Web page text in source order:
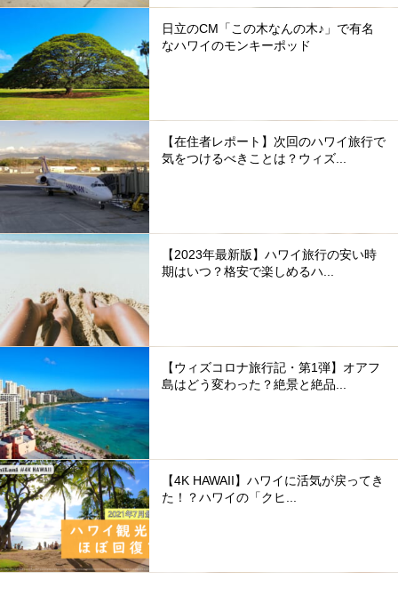
日立のCM「この木なんの木♪」で有名
なハワイのモンキーポッド
【在住者レポート】次回のハワイ旅行で
気をつけるべきことは？ウィズ...
【2023年最新版】ハワイ旅行の安い時
期はいつ？格安で楽しめるハ...
【ウィズコロナ旅行記・第1弾】オアフ
島はどう変わった？絶景と絶品...
【4K HAWAII】ハワイに活気が戻ってき
た！？ハワイの「クヒ...